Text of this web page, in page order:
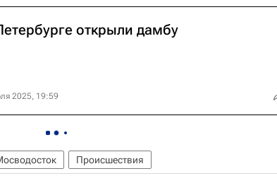
открыли дамбу
2025, 19:59
Происшествия